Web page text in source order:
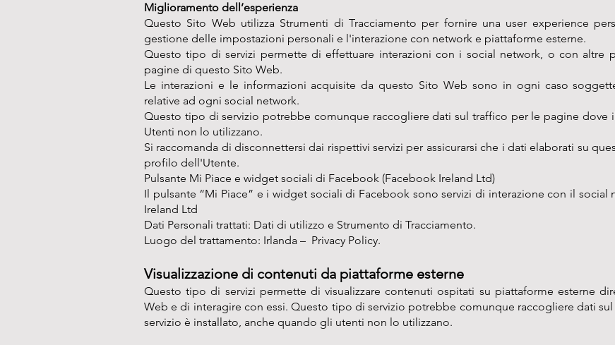
Miglioramento dell’esperienza
Questo Sito Web utilizza Strumenti di Tracciamento per fornire una user experience
gestione delle impostazioni personali e l'interazione con network e piattaforme esterne.
Questo tipo di servizi permette di effettuare interazioni con i social network, o con altre
pagine di questo Sito Web.
Le interazioni e le informazioni acquisite da questo Sito Web sono in ogni caso
relative ad ogni social network.
Questo tipo di servizio potrebbe comunque raccogliere dati sul traffico per le pagine dove
Utenti non lo utilizzano.
Si raccomanda di disconnettersi dai rispettivi servizi per assicurarsi che i dati elaborati su
profilo dell'Utente.
Pulsante Mi Piace e widget sociali di Facebook (Facebook Ireland Ltd)
Il pulsante “Mi Piace” e i widget sociali di Facebook sono servizi di interazione con il
Ireland Ltd
Dati Personali trattati: Dati di utilizzo e Strumento di Tracciamento.
Luogo del trattamento: Irlanda – Privacy Policy.
Visualizzazione di contenuti da piattaforme esterne
Questo tipo di servizi permette di visualizzare contenuti ospitati su piattaforme esterne
Web e di interagire con essi. Questo tipo di servizio potrebbe comunque raccogliere dati
servizio è installato, anche quando gli utenti non lo utilizzano.